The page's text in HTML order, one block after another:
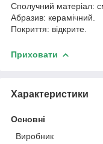
Сполучний матеріал:
Абразив: керамічний.
Покриття: відкрите.
Приховати
Характеристики
Основні
Виробник